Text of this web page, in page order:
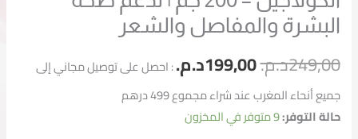
البشرة والمفاصل والشعر
249,00د.م.199,00د.م.: احصل على توصيل مجاني إلى
جميع أنحاء المغرب عند شراء مجموع 499 درهم
حالة التوفر:9 متوفر في المخزون